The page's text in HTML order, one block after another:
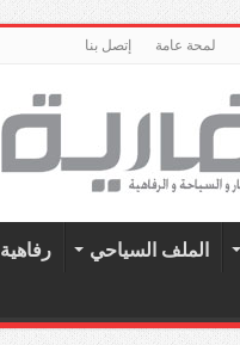
لمحة عامة إتصل بنا
الملف السياحي رفاهية